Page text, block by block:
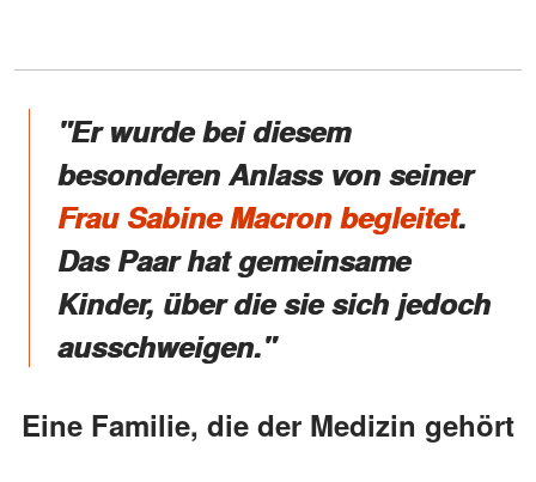
"Er wurde bei diesem
besonderen Anlass von seiner
Frau Sabine Macron begleitet.
Das Paar hat gemeinsame
Kinder, über die sie sich jedoch
ausschweigen."
Eine Familie, die der Medizin gehört